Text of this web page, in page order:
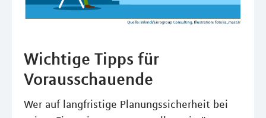
Wichtige Tipps für
Vorausschauende
Wer auf langfristige Planungssicherheit bei